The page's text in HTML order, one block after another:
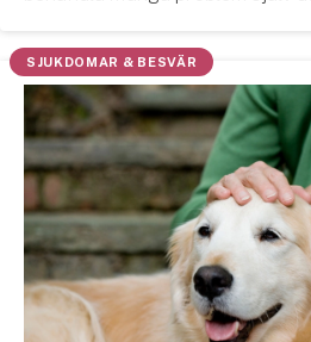
Företagsförsäkring
Bilförsäkring för företag
Släpvagnsförsäkring
Drönarförsäkring
För förmedlare
besök på FirstVet som ingår i din
SJUKDOMAR & BESVÄR